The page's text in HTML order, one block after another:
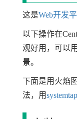
这是Web开发
以下操作在
观好用，可以
景。
下面是用火焰
法，用systemtap